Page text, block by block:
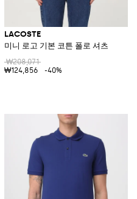
LACOSTE
미니 로고 기본 코튼 폴로 셔츠
₩208,071
₩124,856
-40%